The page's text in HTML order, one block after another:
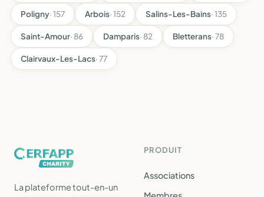
Poligny· 157 Arbois· 152 Salins-Les-Bains· 135
Saint-Amour· 86 Damparis· 82 Bletterans· 78
Clairvaux-Les-Lacs· 77
La plateforme tout-en-un
PRODUIT
Associations